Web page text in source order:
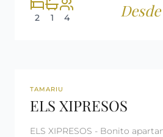
2 1 4
REF: CM2241
TAMARIU
ELS XIPRESOS
ELS XIPRESOS - Bonito